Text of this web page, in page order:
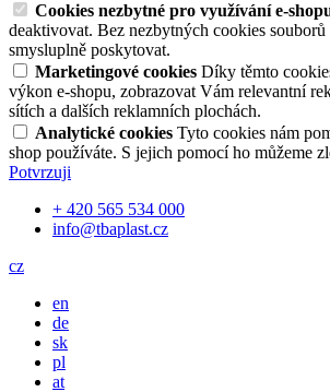
Cookies nezbytné pro využívání e-
deaktivovat. Bez nezbytných cookies souborů
smysluplně poskytovat.
Marketingové cookies Díky těmto
výkon e-shopu, zobrazovat Vám relevantní
sítích a dalších reklamních plochách.
Analytické cookies Tyto cookies nám
shop používáte. S jejich pomocí ho můžeme
Potvrzuji
+ 420 565 534 000
info@tbaplast.cz
cz
en
de
sk
pl
at